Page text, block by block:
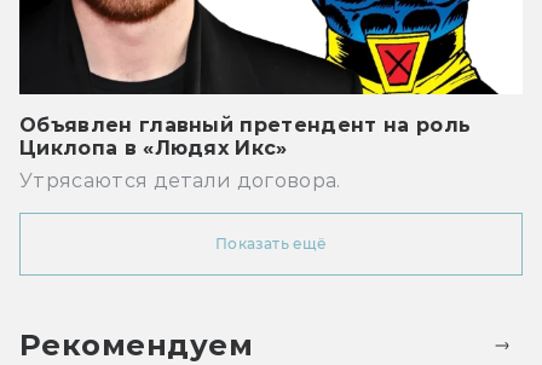
Объявлен главный претендент на роль
Циклопа в «Людях Икс»
Утрясаются детали договора.
Показать ещё
Рекомендуем